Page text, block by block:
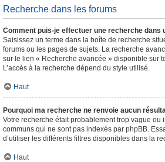
Recherche dans les forums
Comment puis-je effectuer une recherche dans
Saisissez un terme dans la boîte de recherche
forums ou les pages de sujets. La recherche
sur le lien « Recherche avancée » disponible sur
L’accès à la recherche dépend du style utilisé.
Haut
Pourquoi ma recherche ne renvoie aucun
Votre recherche était probablement trop vague ou
communs qui ne sont pas indexés par phpBB.
d’utiliser les différents filtres disponibles dans la
Haut